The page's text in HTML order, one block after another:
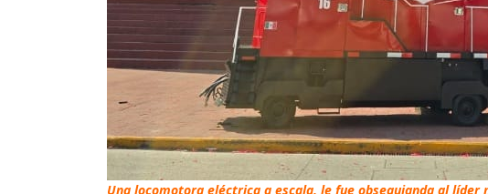
Una locomotora eléctrica a escala, le fue obsequianda al líder